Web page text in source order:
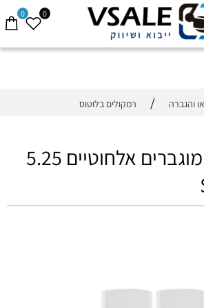
0 0
והגברה / רמקולים בלוטוס
זוג רמקולים מוגברים אלחוטיים 5.25